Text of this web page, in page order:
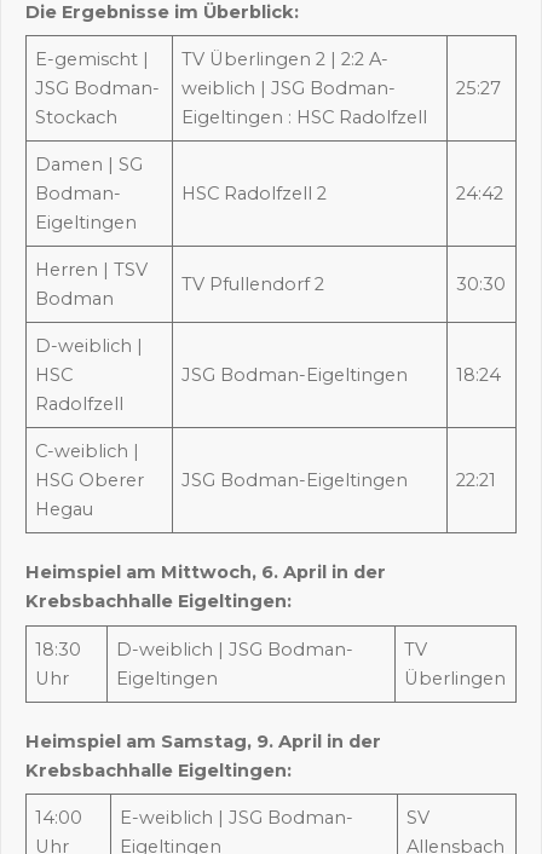
Die Ergebnisse im Überblick:
E-gemischt |
JSG Bodman-
Stockach
TV Überlingen 2 | 2:2 A-
weiblich | JSG Bodman-
Eigeltingen : HSC Radolfzell
25:27
Damen | SG
Bodman-
Eigeltingen
HSC Radolfzell 2 24:42
Herren | TSV
Bodman
TV Pfullendorf 2 30:30
D-weiblich |
HSC
Radolfzell
JSG Bodman-Eigeltingen 18:24
C-weiblich |
HSG Oberer
Hegau
JSG Bodman-Eigeltingen 22:21
Heimspiel am Mittwoch, 6. April in der
Krebsbachhalle Eigeltingen:
18:30
Uhr
D-weiblich | JSG Bodman-
Eigeltingen
TV
Überlingen
Heimspiel am Samstag, 9. April in der
Krebsbachhalle Eigeltingen:
14:00
Uhr
E-weiblich | JSG Bodman-
Eigeltingen
SV
Allensbach